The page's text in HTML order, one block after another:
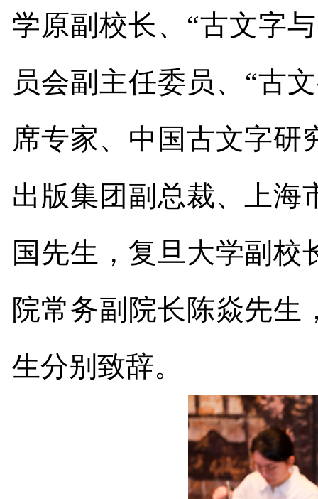
学原副校长、“古文字
员会副主任委员、“古
席专家、中国古文字研
出版集团副总裁、上海
国先生，复旦大学副校
院常务副院长陈焱先生
生分别致辞。